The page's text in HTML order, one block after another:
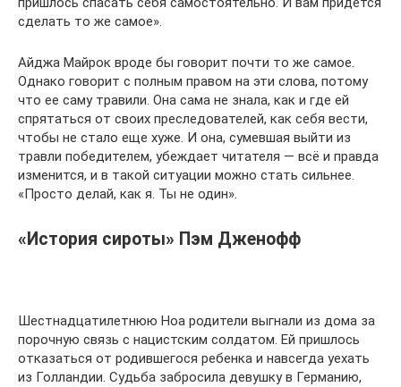
сделать то же самое».
Айджа Майрок вроде бы говорит почти то же самое.
Однако говорит с полным правом на эти слова, потому
что ее саму травили. Она сама не знала, как и где ей
спрятаться от своих преследователей, как себя вести,
чтобы не стало еще хуже. И она, сумевшая выйти из
травли победителем, убеждает читателя — всё и правда
изменится, и в такой ситуации можно стать сильнее.
«Просто делай, как я. Ты не один».
«История сироты» Пэм Дженофф
Шестнадцатилетнюю Ноа родители выгнали из дома за
порочную связь с нацистским солдатом. Ей пришлось
отказаться от родившегося ребенка и навсегда уехать
из Голландии. Судьба забросила девушку в Германию,